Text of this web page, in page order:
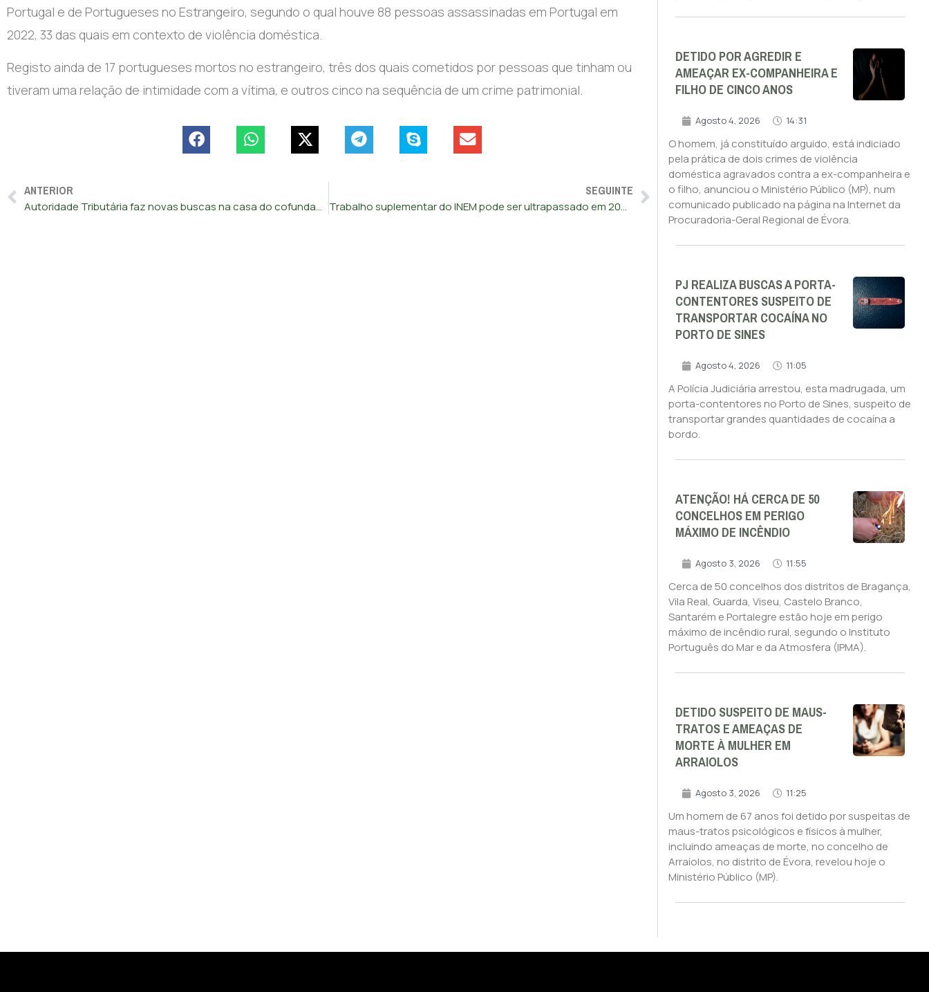
Portugal e de Portugueses no Estrangeiro, segundo o qual houve 88 pessoas assassinadas em Portugal em
2022, 33 das quais em contexto de violência doméstica.
Registo ainda de 17 portugueses mortos no estrangeiro, três dos quais cometidos por pessoas que tinham ou
tiveram uma relação de intimidade com a vítima, e outros cinco na sequência de um crime patrimonial.
ANTERIOR
Autoridade Tributária faz novas buscas na casa do cofundador da Altice
SEGUINTE
Trabalho suplementar do INEM pode ser ultrapassado em 20% até ao final do ano
DETIDO POR AGREDIR E
AMEAÇAR EX-COMPANHEIRA E
FILHO DE CINCO ANOS
Agosto 4, 2026 14:31
O homem, já constituído arguido, está indiciado
pela prática de dois crimes de violência
doméstica agravados contra a ex-companheira e
o filho, anunciou o Ministério Público (MP), num
comunicado publicado na página na Internet da
Procuradoria-Geral Regional de Évora.
PJ REALIZA BUSCAS A PORTA-
CONTENTORES SUSPEITO DE
TRANSPORTAR COCAÍNA NO
PORTO DE SINES
Agosto 4, 2026 11:05
A Polícia Judiciária arrestou, esta madrugada, um
porta-contentores no Porto de Sines, suspeito de
transportar grandes quantidades de cocaína a
bordo.
ATENÇÃO! HÁ CERCA DE 50
CONCELHOS EM PERIGO
MÁXIMO DE INCÊNDIO
Agosto 3, 2026 11:55
Cerca de 50 concelhos dos distritos de Bragança,
Vila Real, Guarda, Viseu, Castelo Branco,
Santarém e Portalegre estão hoje em perigo
máximo de incêndio rural, segundo o Instituto
Português do Mar e da Atmosfera (IPMA).
DETIDO SUSPEITO DE MAUS-
TRATOS E AMEAÇAS DE
MORTE À MULHER EM
ARRAIOLOS
Agosto 3, 2026 11:25
Um homem de 67 anos foi detido por suspeitas de
maus-tratos psicológicos e físicos à mulher,
incluindo ameaças de morte, no concelho de
Arraiolos, no distrito de Évora, revelou hoje o
Ministério Público (MP).